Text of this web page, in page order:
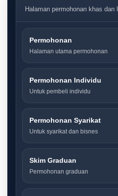
Halaman permohonan khas
Permohonan
Halaman utama permohonan
Permohonan Individu
Untuk pembeli individu
Permohonan Syarikat
Untuk syarikat dan bisnes
Skim Graduan
Permohonan graduan